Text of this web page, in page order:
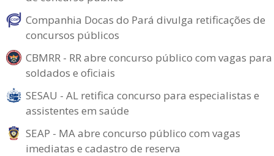
Companhia Docas do Pará divulga retificações de
concursos públicos
CBMRR - RR abre concurso público com vagas para
soldados e oficiais
SESAU - AL retifica concurso para especialistas e
assistentes em saúde
SEAP - MA abre concurso público com vagas
imediatas e cadastro de reserva